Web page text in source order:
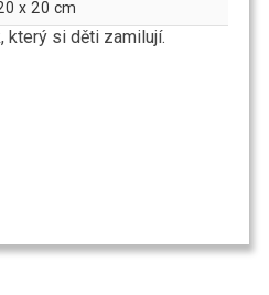
x 20 cm
který si děti zamilují.